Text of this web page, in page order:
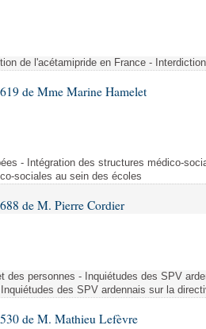
de l'acétamipride en France -
de Mme Marine Hamelet
- Intégration des structures médico-
sociales au sein des écoles
de M. Pierre Cordier
des personnes - Inquiétudes des SPV
des SPV ardennais sur la
de M. Mathieu Lefèvre